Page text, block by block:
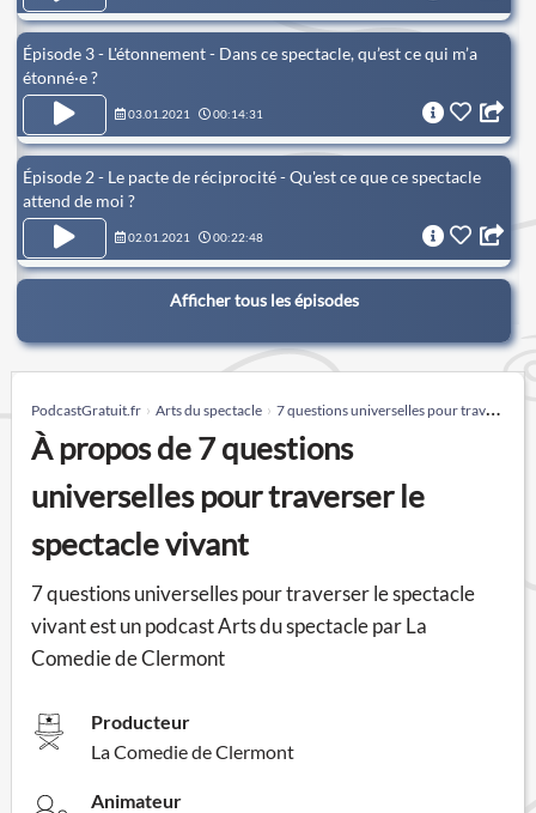
Épisode 3 - L'étonnement - Dans ce spectacle, qu’est ce qui m’a
étonné·e ?
03.01.2021 00:14:31
Épisode 2 - Le pacte de réciprocité - Qu'est ce que ce spectacle
attend de moi ?
02.01.2021 00:22:48
Afficher tous les épisodes
PodcastGratuit.fr Arts du spectacle 7 questions universelles pour traverser le spectacle vivant
À propos de 7 questions
universelles pour traverser le
spectacle vivant
7 questions universelles pour traverser le spectacle
vivant est un podcast Arts du spectacle par La
Comedie de Clermont
Producteur
La Comedie de Clermont
Animateur